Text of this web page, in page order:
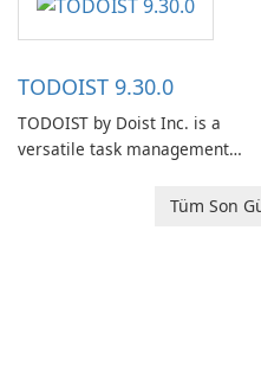
TODOIST 9.30.0
TODOIST by Doist Inc. is a
versatile task management
individuals and teamsTüm Son